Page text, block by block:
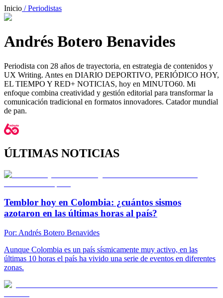
Inicio / Periodistas
Andrés Botero Benavides
Periodista con 28 años de trayectoria, en estrategia de contenidos y
UX Writing. Antes en DIARIO DEPORTIVO, PERIÓDICO HOY,
EL TIEMPO Y RED+ NOTICIAS, hoy en MINUTO60. Mi
enfoque combina creatividad y gestión editorial para transformar la
comunicación tradicional en formatos innovadores. Catador mundial
de pan.
ÚLTIMAS NOTICIAS
Temblor hoy en Colombia: ¿cuántos sismos
azotaron en las últimas horas al país?
Por: Andrés Botero Benavides
Aunque Colombia es un país sísmicamente muy activo, en las
últimas 10 horas el país ha vivido una serie de eventos en diferentes
zonas.